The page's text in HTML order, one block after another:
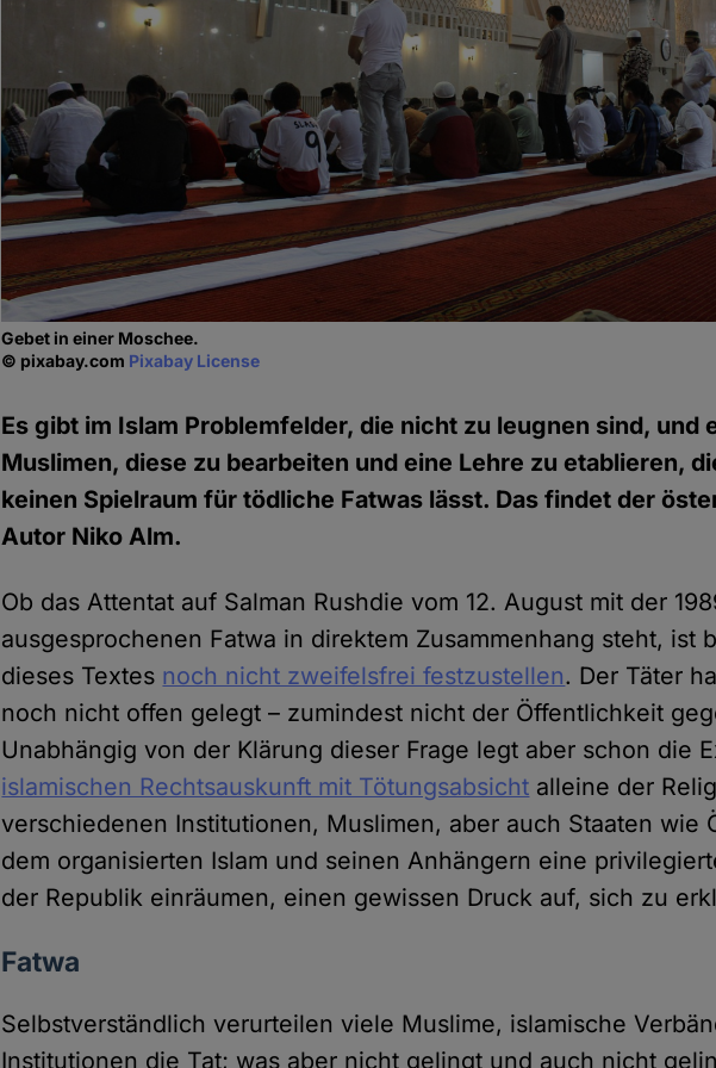
Gebet in einer Moschee.
© pixabay.com Pixabay License
Es gibt im Islam Problemfelder, die nicht zu leugnen sind, und
Muslimen, diese zu bearbeiten und eine Lehre zu etablieren,
keinen Spielraum für tödliche Fatwas lässt. Das findet der
Autor Niko Alm.
Ob das Attentat auf Salman Rushdie vom 12. August mit der
ausgesprochenen Fatwa in direktem Zusammenhang steht, ist
dieses Textes noch nicht zweifelsfrei festzustellen. Der Täter
noch nicht offen gelegt – zumindest nicht der Öffentlichkeit
Unabhängig von der Klärung dieser Frage legt aber schon die
islamischen Rechtsauskunft mit Tötungsabsicht alleine der
verschiedenen Institutionen, Muslimen, aber auch Staaten wie
dem organisierten Islam und seinen Anhängern eine
der Republik einräumen, einen gewissen Druck auf, sich zu
Fatwa
Selbstverständlich verurteilen viele Muslime, islamische
Institutionen die Tat; was aber nicht gelingt und auch nicht